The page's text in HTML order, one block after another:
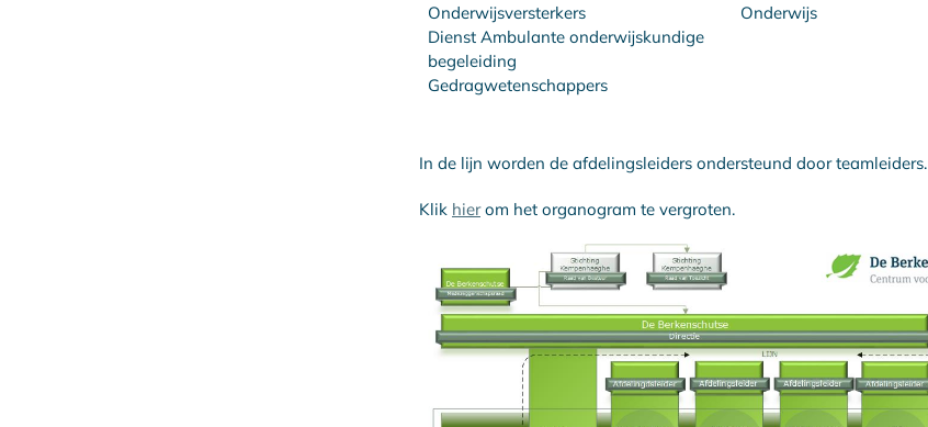
Onderwijsversterkers
Dienst Ambulante onderwijskundige
begeleiding
Gedragwetenschappers
Onderwijs
In de lijn worden de afdelingsleiders ondersteund door teamleiders.
Klik hierom het organogram te vergroten.